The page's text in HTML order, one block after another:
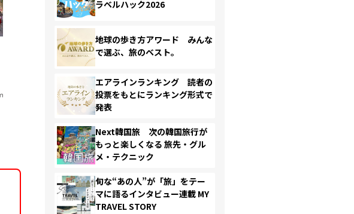
ラベルハック2026
地球の歩き方アワード みんな
で選ぶ、旅のベスト。
エアラインランキング 読者の
投票をもとにランキング形式で
発表
Next韓国旅 次の韓国旅行が
もっと楽しくなる 旅先・グル
メ・テクニック
旬な“あの人”が「旅」をテー
マに語るインタビュー連載 MY
TRAVEL STORY